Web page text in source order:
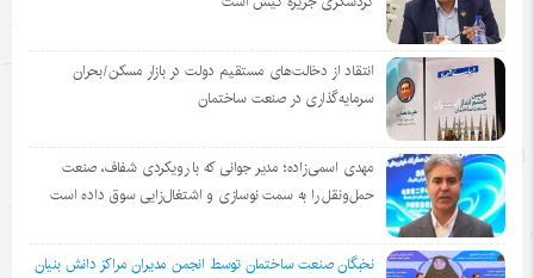
انتقاد از دخالت‌های مستقیم دولت در بازار مسکن/بحران
سرمایه‌گذاری در صنعت ساختمان
مهدی اسمی‌زاده؛ مدیر جوانی که با رویکردی شفاف، صنعت
حمل‌ونقل را به سمت نوسازی و اشتغال‌زایی سوق داده است
نخبگان صنعت ساختمان توسط انجمن مديران مراكز دانش بنيان